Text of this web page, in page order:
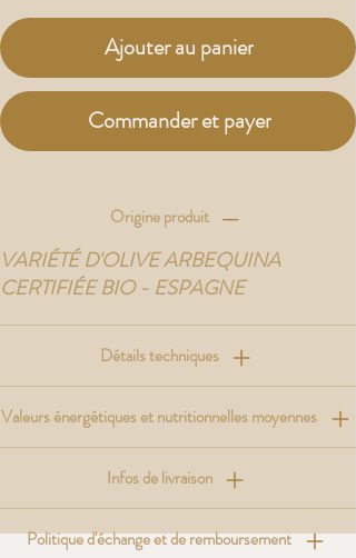
Ajouter au panier
Commander et payer
Origine produit
VARIÉTÉ D'OLIVE ARBEQUINA
CERTIFIÉE BIO - ESPAGNE
Détails techniques
Valeurs énergétiques et nutritionnelles moyennes
Infos de livraison
Politique d'échange et de remboursement